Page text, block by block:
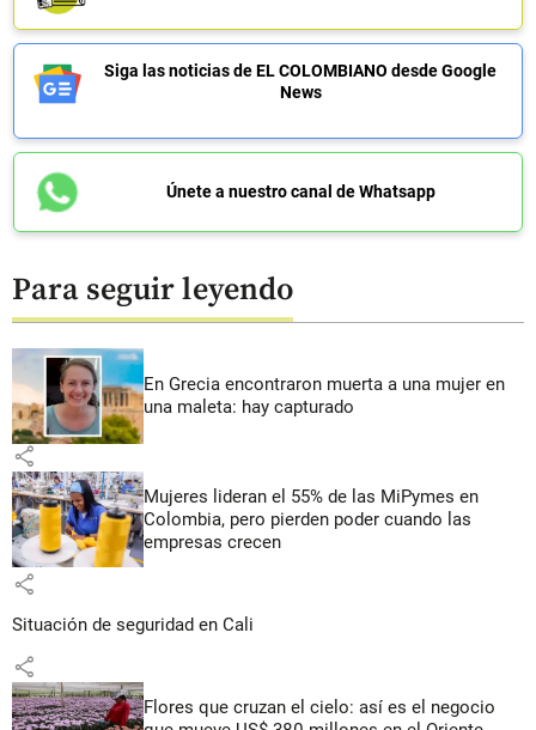
Siga las noticias de EL COLOMBIANO desde Google
News
Únete a nuestro canal de Whatsapp
Para seguir leyendo
En Grecia encontraron muerta a una mujer en
una maleta: hay capturado
share
Mujeres lideran el 55% de las MiPymes en
Colombia, pero pierden poder cuando las
empresas crecen
share
Situación de seguridad en Cali
share
Flores que cruzan el cielo: así es el negocio